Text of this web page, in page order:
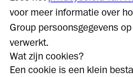
voor meer informatie over
Group persoonsgegevens
verwerkt.
Wat zijn cookies?
Een cookie is een klein